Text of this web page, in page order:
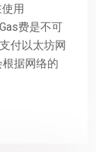
用
费是不可
付以太坊网
据网络的